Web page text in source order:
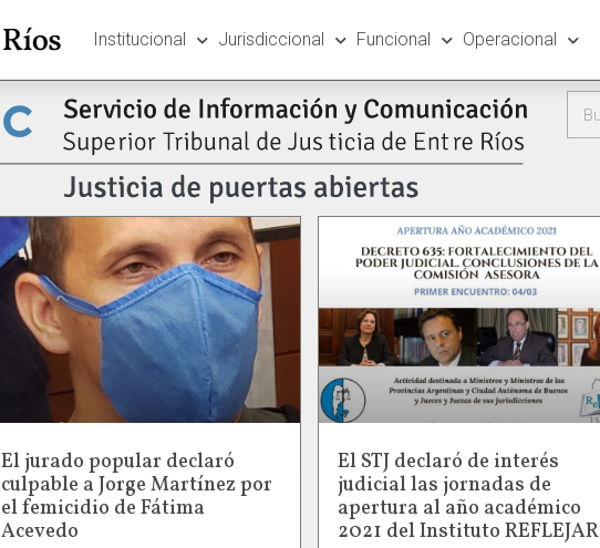
Institucional Jurisdiccional Funcional Operacional
El jurado popular declaró
culpable a Jorge Martínez por
el femicidio de Fátima
Acevedo
El STJ declaró de interés
judicial las jornadas de
apertura al año académico
2021 del Instituto REFLEJAR